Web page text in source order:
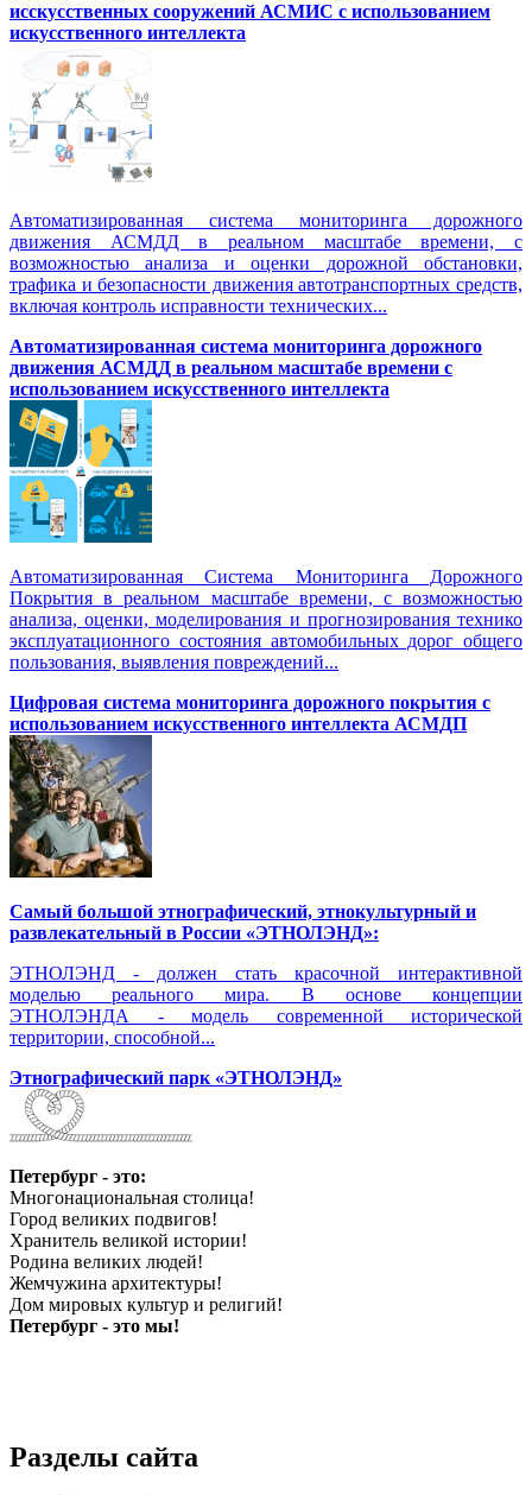
исскусственных сооружений АСМИС с использованием
искусственного интеллекта
Автоматизированная система мониторинга дорожного
движения АСМДД в реальном масштабе времени, с
возможностью анализа и оценки дорожной обстановки,
трафика и безопасности движения автотранспортных средств,
включая контроль исправности технических...
Автоматизированная cистема мониторинга дорожного
движения АСМДД в реальном масштабе времени с
использованием искусственного интеллекта
Автоматизированная Система Мониторинга Дорожного
Покрытия в реальном масштабе времени, с возможностью
анализа, оценки, моделирования и прогнозирования технико
эксплуатационного состояния автомобильных дорог общего
пользования, выявления повреждений...
Цифровая система мониторинга дорожного покрытия с
использованием искусственного интеллекта АСМДП
Самый большой этнографический, этнокультурный и
развлекательный в России «ЭТНОЛЭНД»:
ЭТНОЛЭНД - должен стать красочной интерактивной
моделью реального мира. В основе концепции
ЭТНОЛЭНДА - модель современной исторической
территории, способной...
Этнографический парк «ЭТНОЛЭНД»
Петербург - это:
Многонациональная столица!
Город великих подвигов!
Хранитель великой истории!
Родина великих людей!
Жемчужина архитектуры!
Дом мировых культур и религий!
Петербург - это мы!
Разделы сайта